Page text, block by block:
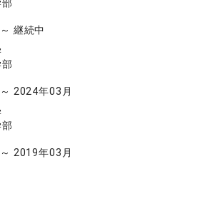
継続中
2024年03月
2019年03月